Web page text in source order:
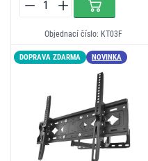
Objednací číslo: KT03F
DOPRAVA ZDARMA NOVINKA